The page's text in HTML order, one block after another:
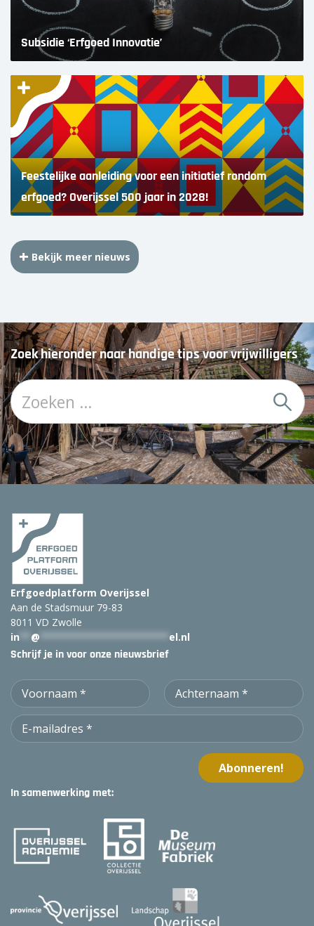
Subsidie ‘Erfgoed Innovatie’
Feestelijke aanleiding voor een initiatief rondom
erfgoed? Overijssel 500 jaar in 2028!
Bekijk meer nieuws
Zoek hieronder naar handige tips voor vrijwilligers
Z
o
e
k
:
Erfgoedplatform Overijssel
Aan de Stadsmuur 79-83
8011 VD Zwolle
in
@ el.nl
Schrijf je in voor onze nieuwsbrief
In samenwerking met: